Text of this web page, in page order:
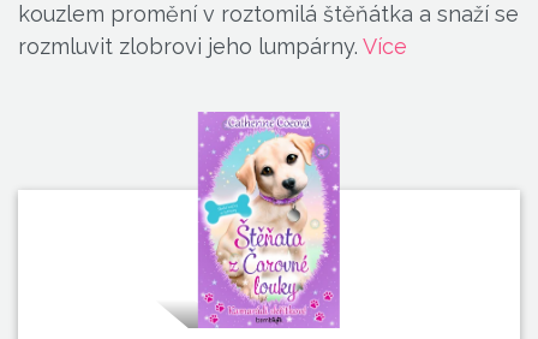
kouzlem promění v roztomilá štěňátka a snaží se
rozmluvit zlobrovi jeho lumpárny. Více